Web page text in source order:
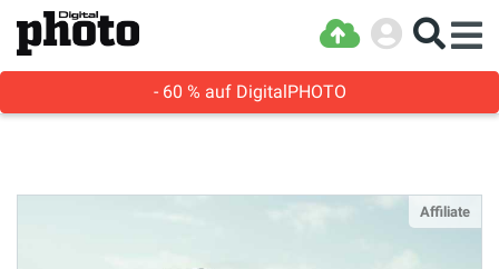
- 60 % auf DigitalPHOTO
Affiliate